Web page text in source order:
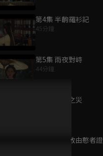
第4集 半齣羅衫記
45分鐘
第5集 雨夜對峙
44分鐘
第6集 鱗粉之災
第7集 真心敢由憨者證
耀眼